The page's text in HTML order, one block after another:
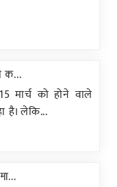
क...
मार्च को होने वाले
है। लेकि...